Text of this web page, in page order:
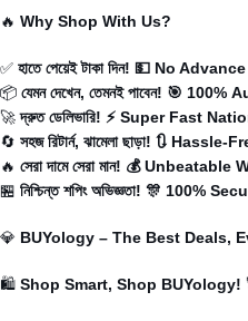
🔥 Why Shop With Us?
✅ হাতে পেয়েই টাকা দিন! 💵 No
📦 যেমন দেখেন, তেমনই পাবেন! 🎯
🚀দ্রুত ডেলিভারি! ⚡ Super Fast
🔄 সহজ রিটার্ন, ঝামেলা ছাড়া! 🔃
🔥 সেরা দামে সেরা মান! 💰
🏪 নিশ্চিন্ত শপিং অভিজ্ঞতা! 🎊 100%
💎 BUYology – The Best Deals,
🛍️ Shop Smart, Shop BUYology!